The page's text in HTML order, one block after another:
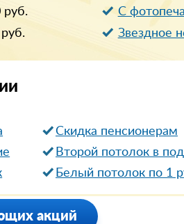
С
руб.
Звездное
Cкидка пенсионерам
Второй потолок в
Белый потолок по 1
акций